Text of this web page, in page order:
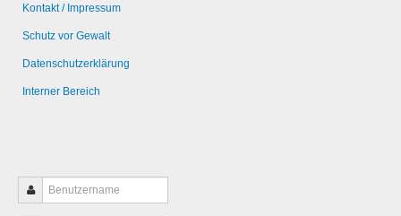
Kontakt / Impressum
Schutz vor Gewalt
Datenschutzerklärung
Interner Bereich